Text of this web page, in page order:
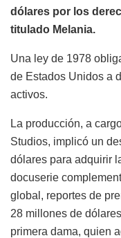
dólares por los
titulado Melania.
Una ley de 1978
de Estados Unidos a
activos.
La producción, a
Studios, implicó un
dólares para adquirir
docuserie
global, reportes de
28 millones de
primera dama, quien